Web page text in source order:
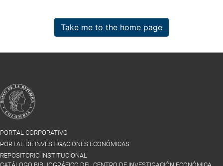
Take me to the home page
PORTAL CORPORATIVO
PORTAL DE INVESTIGACIONES ECONÓMICAS
REPOSITORIO INSTITUCIONAL